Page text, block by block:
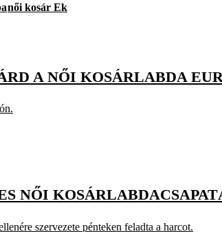
női kosár Ek
A NŐI KOSÁRLABDA
NŐI
szervezete pénteken feladta a harcot.